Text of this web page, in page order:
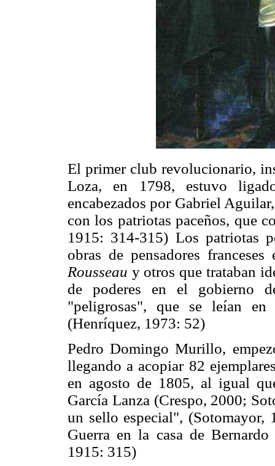
El primer club revolucionario,
Loza, en 1798, estuvo
encabezados por Gabriel
con los patriotas paceños, que
1915: 314-315) Los patriotas
obras de pensadores
Rousseau y otros que trataban
de poderes en el gobierno
"peligrosas", que se leían en
(Henríquez, 1973: 52)
Pedro Domingo Murillo,
llegando a acopiar 82
en agosto de 1805, al igual
García Lanza (Crespo, 2000;
un sello especial", (Sotomayor,
Guerra en la casa de
1915: 315)